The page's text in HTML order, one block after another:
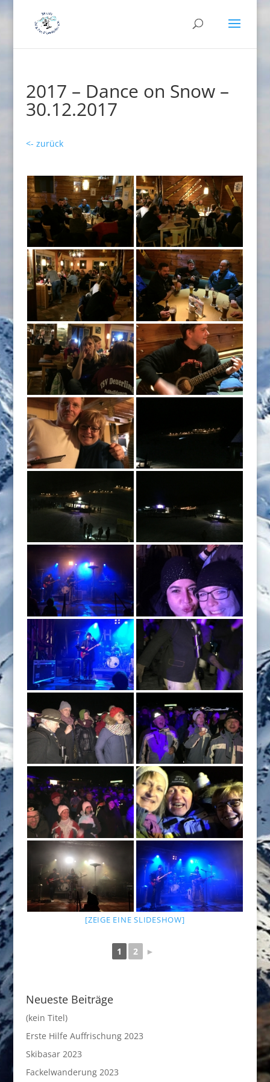
2017 – Dance on Snow –
30.12.2017
<- zurück
[ZEIGE EINE SLIDESHOW]
1 2 ►
Neueste Beiträge
(kein Titel)
Erste Hilfe Auffrischung 2023
Skibasar 2023
Fackelwanderung 2023